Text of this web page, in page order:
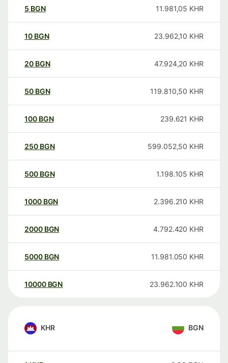
5 BGN 11.981,05 KHR
10 BGN 23.962,10 KHR
20 BGN 47.924,20 KHR
50 BGN 119.810,50 KHR
100 BGN 239.621 KHR
250 BGN 599.052,50 KHR
500 BGN 1.198.105 KHR
1000 BGN 2.396.210 KHR
2000 BGN 4.792.420 KHR
5000 BGN 11.981.050 KHR
10000 BGN 23.962.100 KHR
KHR BGN